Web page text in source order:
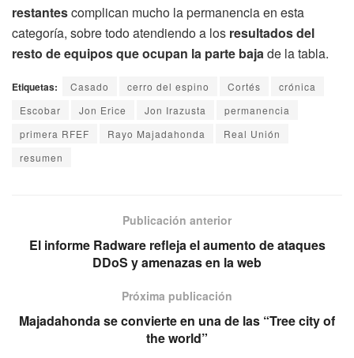
restantescomplican mucho la permanencia en esta
categoría, sobre todo atendiendo a los resultados del
resto de equipos que ocupan la parte baja de la tabla.
Etiquetas: Casado cerro del espino Cortés
crónica
Escobar
Jon Erice Jon Irazusta
permanencia
primera RFEF
Rayo Majadahonda
Real Unión
resumen
Publicación anterior
El informe Radware refleja el aumento de ataques
DDoS y amenazas en la web
Próxima publicación
Majadahonda se convierte en una de las “Tree city of
the world”